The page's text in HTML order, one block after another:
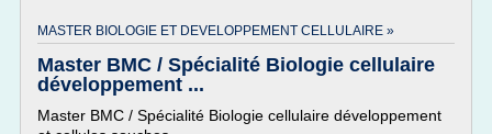
MASTER BIOLOGIE ET DEVELOPPEMENT CELLULAIRE »
Master BMC / Spécialité Biologie cellulaire
développement ...
Master BMC / Spécialité Biologie cellulaire développement